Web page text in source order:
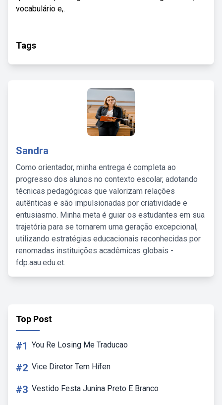
vocabulário e,.
Tags
Sandra
Como orientador, minha entrega é completa ao
progresso dos alunos no contexto escolar, adotando
técnicas pedagógicas que valorizam relações
autênticas e são impulsionadas por criatividade e
entusiasmo. Minha meta é guiar os estudantes em sua
trajetória para se tornarem uma geração excepcional,
utilizando estratégias educacionais reconhecidas por
renomadas instituições acadêmicas globais -
fdp.aau.edu.et.
Top Post
#1 You Re Losing Me Traducao
#2 Vice Diretor Tem Hífen
#3 Vestido Festa Junina Preto E Branco